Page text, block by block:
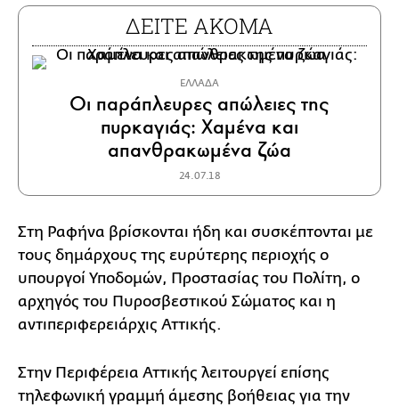
ΔΕΙΤΕ ΑΚΟΜΑ
ΕΛΛΑΔΑ
Οι παράπλευρες απώλειες της
πυρκαγιάς: Χαμένα και
απανθρακωμένα ζώα
24.07.18
Στη Ραφήνα βρίσκονται ήδη και συσκέπτονται με
τους δημάρχους της ευρύτερης περιοχής ο
υπουργοί Υποδομών, Προστασίας του Πολίτη, ο
αρχηγός του Πυροσβεστικού Σώματος και η
αντιπεριφερειάρχις Αττικής.
Στην Περιφέρεια Αττικής λειτουργεί επίσης
τηλεφωνική γραμμή άμεσης βοήθειας για την